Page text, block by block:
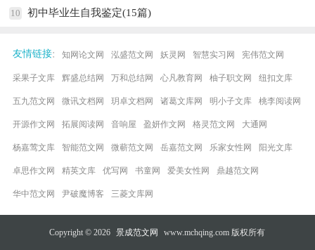
10 初中毕业生自我鉴定(15篇)
友情链接: 知网论文网 泓盛范文网 妖灵网 智慧实习网 宪伟范文网
采果子文库 辉盛总结网 万和总结网 心凡教育网 柚子职文网 纽扣文库
五九范文网 微讯文档网 玥卓文档网 诸葛文库网 明小子文库 桃李阅读网
开源作文网 拓展阅读网 音响屋 盈妍作文网 格灵范文网 大通网
杨嘉莺文库 智能范文网 微蕲范文网 岳嘉范文网 乐家女性网 阳光文库
卓思作文网 精英文库 优写网 书童网 爱美女性网 鼎越范文网
华中范文网 尹破魔博客 三菱文库网
Copyright © 2026 景成范文网 www.mchqing.com 版权所有